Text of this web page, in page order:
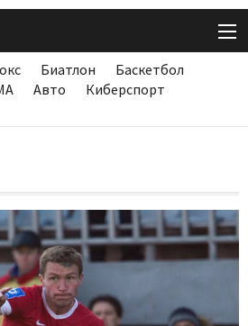
Биатлон
Баскетбол
Авто
Киберспорт